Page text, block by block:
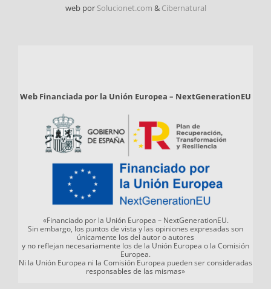
web por Solucionet.com & Cibernatural
Web Financiada por la Unión Europea – NextGenerationEU
«Financiado por la Unión Europea – NextGenerationEU.
Sin embargo, los puntos de vista y las opiniones expresadas son
únicamente los del autor o autores
y no reflejan necesariamente los de la Unión Europea o la Comisión
Europea.
Ni la Unión Europea ni la Comisión Europea pueden ser consideradas
responsables de las mismas»